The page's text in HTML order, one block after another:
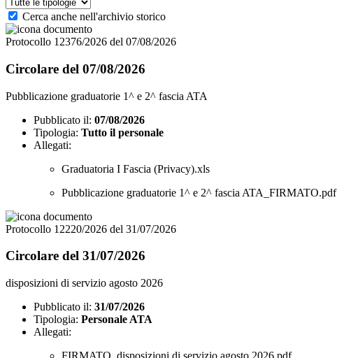
Cerca anche nell'archivio storico
Protocollo 12376/2026 del 07/08/2026
Circolare del 07/08/2026
Pubblicazione graduatorie 1^ e 2^ fascia ATA
Pubblicato il: 07/08/2026
Tipologia: Tutto il personale
Allegati:
Graduatoria I Fascia (Privacy).xls
Pubblicazione graduatorie 1^ e 2^ fascia ATA_FIRMATO.pdf
Protocollo 12220/2026 del 31/07/2026
Circolare del 31/07/2026
disposizioni di servizio agosto 2026
Pubblicato il: 31/07/2026
Tipologia: Personale ATA
Allegati:
FIRMATO_disposizioni di servizio agosto 2026.pdf